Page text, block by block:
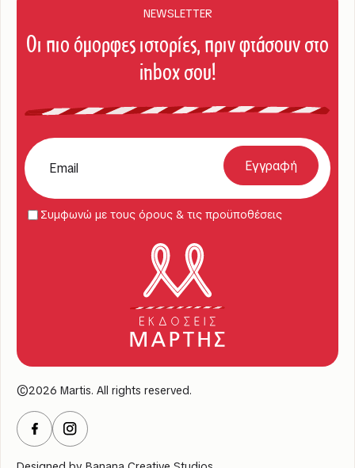
NEWSLETTER
Οι πιο όμορφες ιστορίες, πριν φτάσουν στο
inbox σου!
Συμφωνώ με τους όρους & τις προϋποθέσεις
©2026 Martis. All rights reserved.